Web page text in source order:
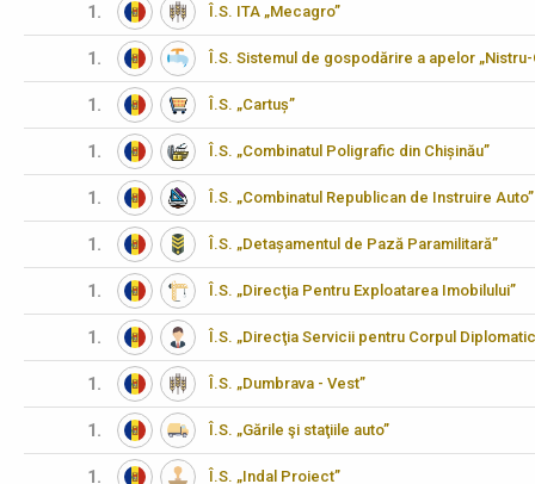
1. Î.S. ITA „Mecagro”
1. Î.S. Sistemul de gospodărire a apelor „Nistru-
1. Î.S. „Cartuș”
1. Î.S. „Combinatul Poligrafic din Chișinău”
1. Î.S. „Combinatul Republican de Instruire Auto”
1. Î.S. „Detașamentul de Pază Paramilitară”
1. Î.S. „Direcţia Pentru Exploatarea Imobilului”
1. Î.S. „Direcţia Servicii pentru Corpul
1. Î.S. „Dumbrava - Vest”
1. Î.S. „Gările şi staţiile auto”
1. Î.S. „Indal Proiect”